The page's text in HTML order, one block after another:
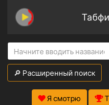
🔎 Расширенный поиск
Я смотрю